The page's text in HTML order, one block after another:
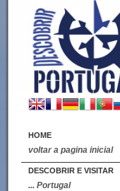
HOME
voltar a pagina inicial
DESCOBRIR E VISITAR
... Portugal